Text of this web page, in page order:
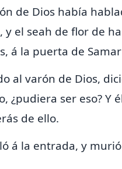
de Dios había
y el seah de flor de
á la puerta de
al varón de Dios,
¿pudiera ser eso? Y
de ello.
á la entrada, y